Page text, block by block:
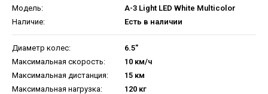
Модель:
A-3 Light LED White Multicolor
Наличие:
Есть в наличии
Диаметр колес:
6.5"
Максимальная скорость:
10 км/ч
Максимальная дистанция:
15 км
Максимальная нагрузка:
120 кг